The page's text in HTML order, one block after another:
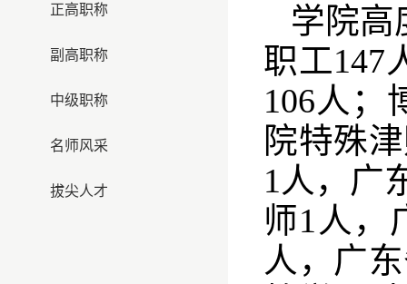
正高职称
副高职称
中级职称
名师风采
拔尖人才
学院高
职工147
106人；
院特殊
1人，广
师1人，
人，广